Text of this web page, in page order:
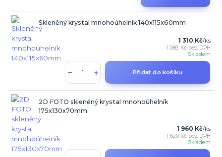
Skleněný krystal mnohoúhelník 140x115x60mm
1 310 Kč/ks
1 083 Kč bez DPH
Skladem
Přidat do košíku
2D FOTO skleněný krystal mnohoúhelník
175x130x70mm
1 960 Kč/ks
1 620 Kč bez DPH
Skladem